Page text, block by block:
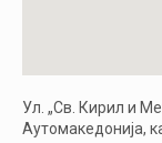
Ул. „Св. Кирил и
Аутомакедонија,